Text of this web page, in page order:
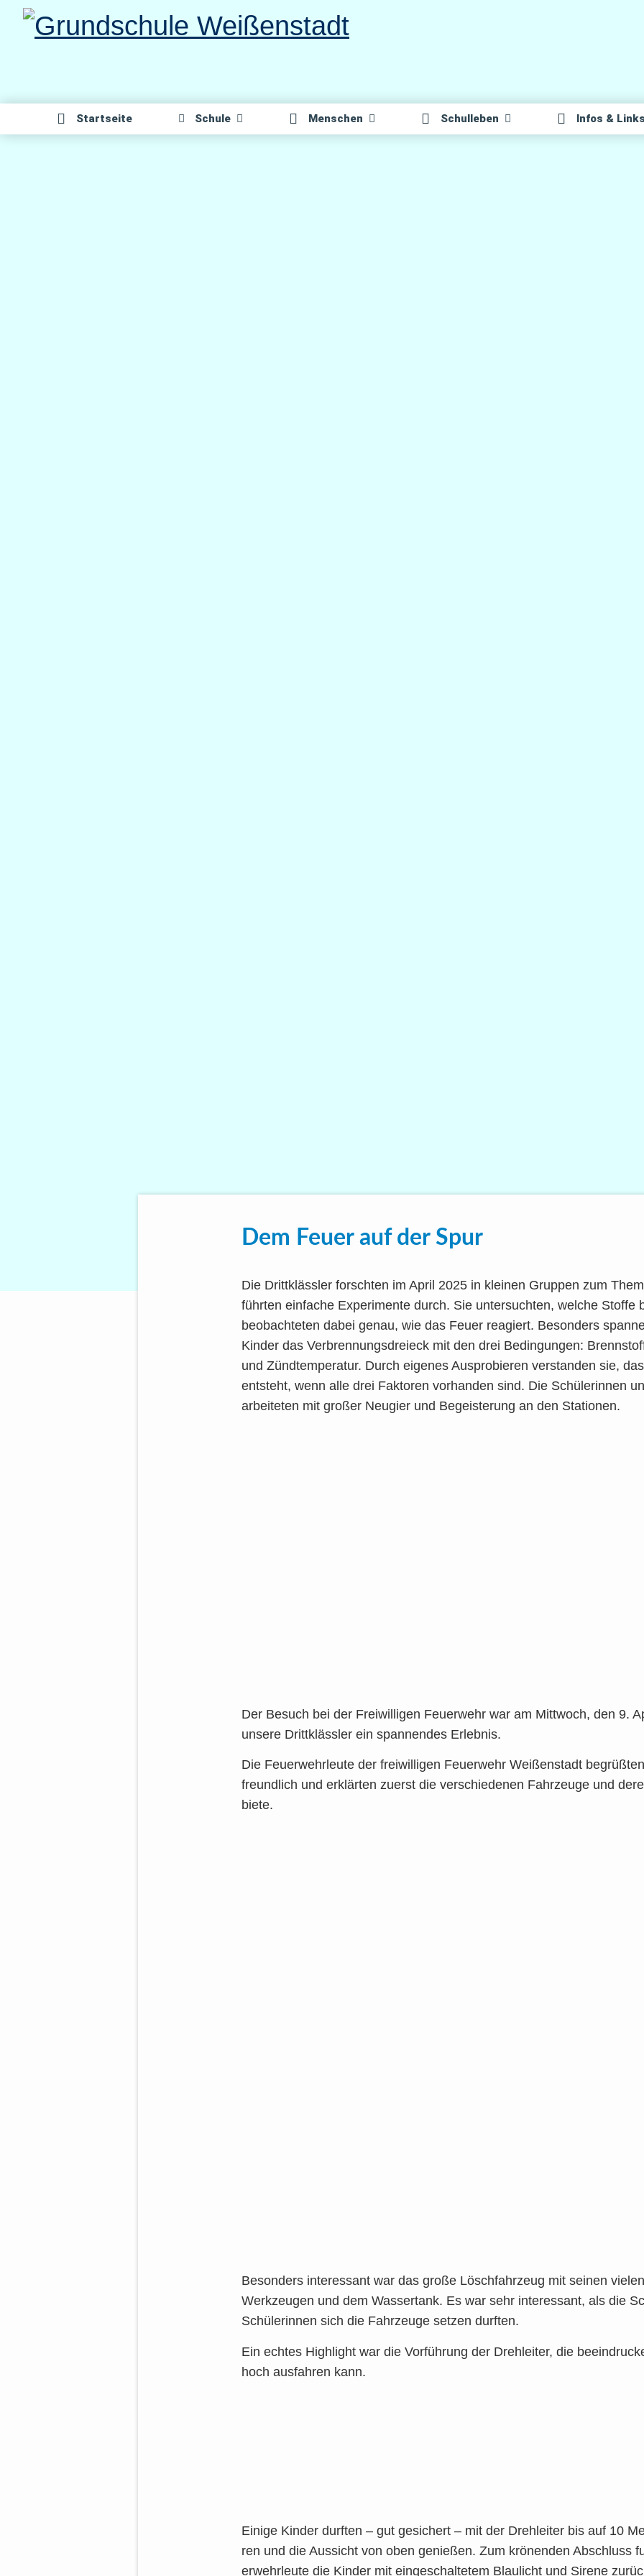
Direkt
Start­sei­te Schu­le Men­schen Schul­le­ben Infos & Links
Dem Feu­er auf der Spur
Die Dritt­kläss­ler forsch­ten im April 2025 in klei­nen Grup­pen zum
führ­ten ein­fa­che Expe­ri­men­te durch. Sie unter­such­ten, wel­che Stof­fe
beob­ach­te­ten dabei genau, wie das Feu­er reagiert. Beson­ders
Kin­der das Ver­bren­nungs­drei­eck mit den drei Bedin­gun­gen:
und Zünd­tem­pe­ra­tur. Durch eige­nes Aus­pro­bie­ren ver­stan­den sie,
ent­steht, wenn alle drei Fak­to­ren vor­han­den sind. Die Schü­le­rin­nen
arbei­te­ten mit gro­ßer Neu­gier und Begeis­te­rung an den Sta­tio­nen.
Der Besuch bei der Frei­wil­li­gen Feu­er­wehr war am Mitt­woch, den 9.
unse­re Dritt­kläss­ler ein span­nen­des Erleb­nis.
Die Feu­er­wehr­leu­te der frei­wil­li­gen Feu­er­wehr Wei­ßen­stadt
freund­lich und erklär­ten zuerst die ver­schie­de­nen Fahr­zeu­ge und
bie­te.
Beson­ders inter­es­sant war das gro­ße Lösch­fahr­zeug mit sei­nen
Werk­zeu­gen und dem Was­ser­tank. Es war sehr inter­es­sant, als die
Schü­le­rin­nen sich die Fahr­zeu­ge set­zen durf­ten.
Ein ech­tes High­light war die Vor­füh­rung der Dreh­lei­ter, die
hoch aus­fah­ren kann.
Eini­ge Kin­der durf­ten – gut gesi­chert – mit der Dreh­lei­ter bis auf 10
ren und die Aus­sicht von oben genie­ßen. Zum krö­nen­den Abschluss
er­wehr­leu­te die Kin­der mit ein­ge­schal­te­tem Blau­licht und Sire­ne